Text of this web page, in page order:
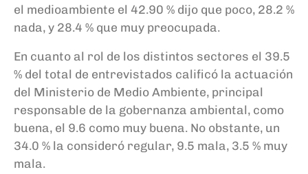
el medioambiente el 42.90 % dijo que poco, 28.2 %
nada, y 28.4 % que muy preocupada.
En cuanto al rol de los distintos sectores el 39.5
% del total de entrevistados calificó la actuación
del Ministerio de Medio Ambiente, principal
responsable de la gobernanza ambiental, como
buena, el 9.6 como muy buena. No obstante, un
34.0 % la consideró regular, 9.5 mala, 3.5 % muy
mala.